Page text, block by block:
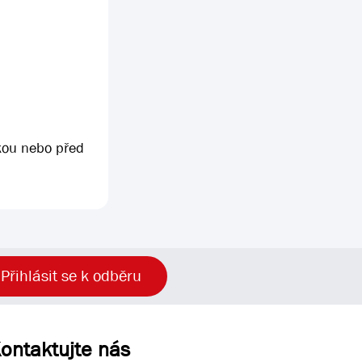
nebo před
Přihlásit se k odběru
nás